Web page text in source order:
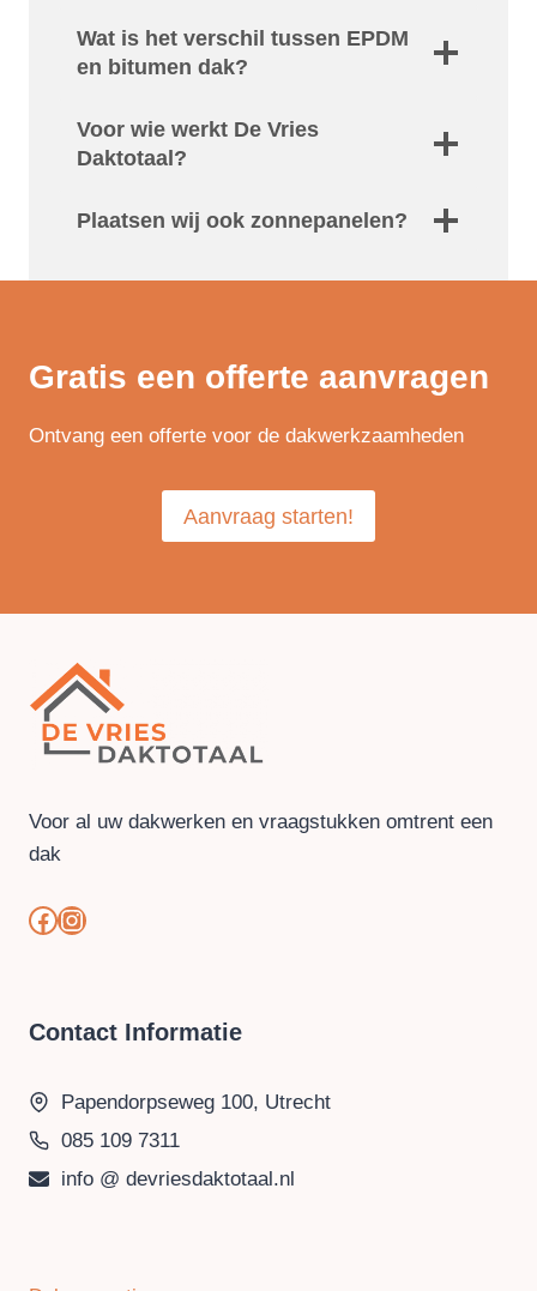
Wat is het verschil tussen EPDM
en bitumen dak?
Voor wie werkt De Vries
Daktotaal?
Plaatsen wij ook zonnepanelen?
Gratis een offerte aanvragen
Ontvang een offerte voor de dakwerkzaamheden
Aanvraag starten!
Voor al uw dakwerken en vraagstukken omtrent een
dak
# #
Contact Informatie
Papendorpseweg 100, Utrecht
085 109 7311
info @ devriesdaktotaal.nl